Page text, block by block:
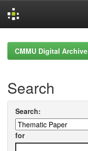
navigationCMMU Digital Archive
Search
Search:
for